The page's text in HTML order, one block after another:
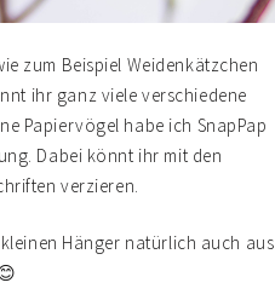
zum Beispiel Weidenkätzchen
ihr ganz viele verschiedene
Papiervögel habe ich SnapPap
Dabei könnt ihr mit den
verzieren.
Hänger natürlich auch aus